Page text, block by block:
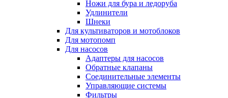
Ножи для бура и ледоруба
Удлинители
Шнеки
Для культиваторов и мотоблоков
Для мотопомп
Для насосов
Адаптеры для насосов
Обратные клапаны
Соединительные элементы
Управляющие системы
Фильтры